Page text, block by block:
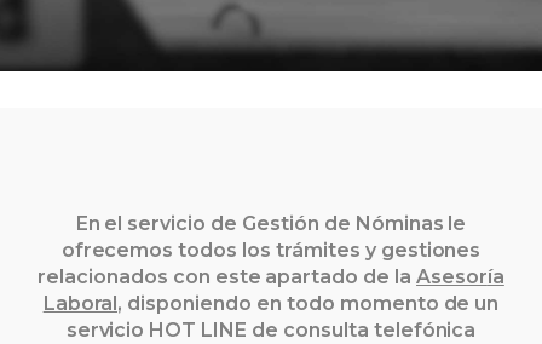
En el servicio de Gestión de Nóminas le
ofrecemos todos los trámites y gestiones
relacionados con este apartado de laAsesoría
Laboral, disponiendo en todo momento de un
servicio HOT LINE de consulta telefónica